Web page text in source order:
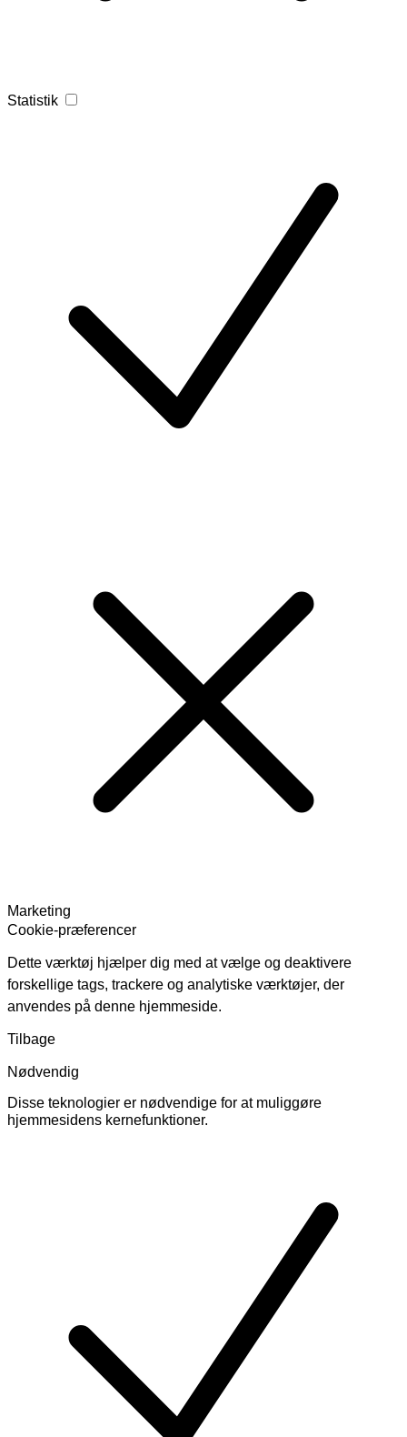
Statistik
Marketing
Cookie-præferencer
Dette værktøj hjælper dig med at vælge og deaktivere
forskellige tags, trackere og analytiske værktøjer, der
anvendes på denne hjemmeside.
Tilbage
Nødvendig
Disse teknologier er nødvendige for at muliggøre
hjemmesidens kernefunktioner.